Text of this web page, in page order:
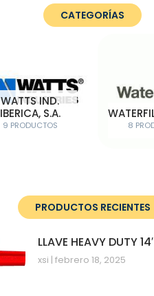
CATEGORÍAS
WATTS IND.
IBERICA, S.A.
9 PRODUCTOS 8
PRODUCTOS RECIENTES
LLAVE HEAVY DUTY 14′
xsi febrero 18, 2025